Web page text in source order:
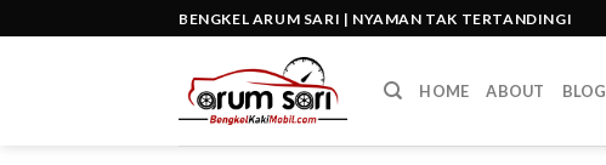
to
BENGKEL ARUM SARI | NYAMAN TAK TERTANDINGI
HOME ABOUT BLOG